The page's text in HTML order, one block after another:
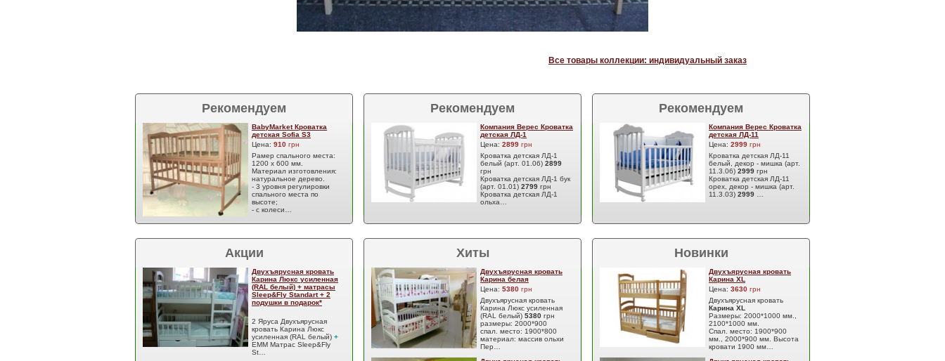
Все товары коллекции: индивидуальный заказ
Рекомендуем Рекомендуем Рекомендуем
BabyMarket Кроватка
детская Sofia S3
Цена: 910 грн
Рамер спального места:
1200 х 600 мм.
Материал изготовления:
натуральное дерево.
- 3 уровня регулировки
спального места по
высоте;
- с колеси…
Компания Верес Кроватка
детская ЛД-1
Цена: 2899 грн
Кроватка детская ЛД-1
белый (арт. 01.06) 2899
грн
Кроватка детская ЛД-1 бук
(арт. 01.01) 2799 грн
Кроватка детская ЛД-1
ольха…
Компания Верес Кроватка
детская ЛД-11
Цена: 2999 грн
Кроватка детская ЛД-11
белый, декор - мишка (арт.
11.3.06) 2999 грн
Кроватка детская ЛД-11
орех, декор - мишка (арт.
11.3.03) 2999
Акции Хиты Новинки
Двухъярусная кровать
Карина Люкс усиленная
(RAL белый) + матрасы
Sleep&Fly Standart + 2
подушки в подарок*
2 Яруса Двухъярусная
кровать Карина Люкс
усиленная (RAL белый) +
EMM Матрас Sleep&Fly
St…
Двухъярусная кровать
Карина белая
Цена: 5380 грн
Двухъярусная кровать
Карина Люкс усиленная
(RAL белый) 5380 грн
размеры: 2000*900
спал. место: 1900*800
материал: массив ольхи
Пер…
Двухъярусная кровать
Карина XL
Цена: 3630 грн
Двухъярусная кровать
Карина XL
Размеры: 2000*1000 мм.,
2100*1000 мм.
Спал. место: 1900*900
мм., 2000*900 мм. Высота
кровати 1900 мм…